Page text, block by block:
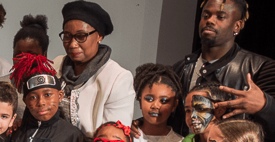
Exporter les lignes sélectionnées
Exporter toutes les colonnes
Exporter uniquement les colonnes affichées
Menu
<
>
Too High Spirit
Démarche artistique
Infos pratiques
Equipe